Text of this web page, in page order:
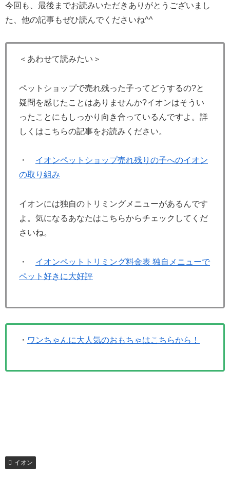
今回も、最後までお読みいただきありがとうございまし
た、他の記事もぜひ読んでくださいね^^
＜あわせて読みたい＞
ペットショップで売れ残った子ってどうするの?と
疑問を感じたことはありませんか?イオンはそうい
ったことにもしっかり向き合っているんですよ。詳
しくはこちらの記事をお読みください。
・ イオンペットショップ売れ残りの子へのイオン
の取り組み
イオンには独自のトリミングメニューがあるんです
よ。気になるあなたはこちらからチェックしてくだ
さいね。
・ イオンペットトリミング料金表 独自メニューで
ペット好きに大好評
・ ワンちゃんに大人気のおもちゃはこちらから！
イオン